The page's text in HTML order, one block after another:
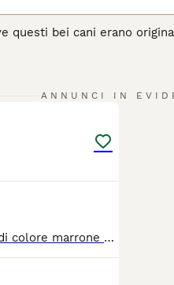
questi bei cani erano
per rintracciare gli
ANNUNCI IN
2maschi di olore bianco marrone e 5 femmine di colore marrone bianco. Come scritto nelle info,i cuccioli verranno consegnati con microcip e primo vaccino effettuato,libretto sanitario in ordine e pedigree. Il prezzo varia da maschio a femmina